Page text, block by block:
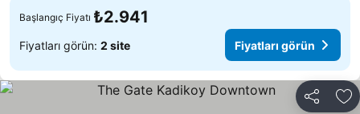
Başlangıç Fiyatı ₺2.941
Fiyatları görün: 2 site Fiyatları görün
Paylaş